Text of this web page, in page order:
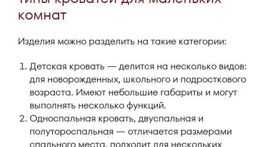
комнат
Изделия можно разделить на такие категории:
Детская кровать — делится на несколько видов:
для новорожденных, школьного и подросткового
возраста. Имеют небольшие габариты и могут
выполнять несколько функций.
Односпальная кровать, двуспальная и
полутороспальная — отличается размерами